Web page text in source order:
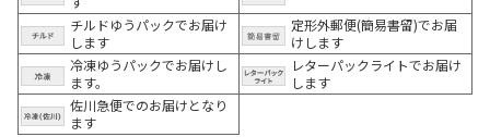
チルドゆうパックでお届け
します
定形外郵便(簡易書留)でお届
けします
冷凍ゆうパックでお届けし
ます。
レターパックライトでお届け
します
佐川急便でのお届けとなり
ます